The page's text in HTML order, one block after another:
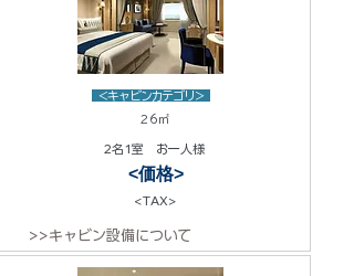
<キャビンカテゴリ>
26㎡
2名1室 お一人様
<価格>
<TAX>
>>キャビン設備について